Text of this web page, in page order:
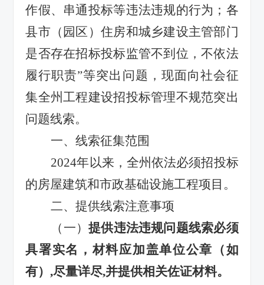
作假、串通投标等违法违规的行为；各
县市（园区）住房和城乡建设主管部门
是否存在招标投标监管不到位，不依法
履行职责”等突出问题，现面向社会征
集全州工程建设招投标管理不规范突出
问题线索。
一、线索征集范围
2024年以来，全州依法必须招投标
的房屋建筑和市政基础设施工程项目。
二、提供线索注意事项
（一）提供违法违规问题线索必须
具署实名，材料应加盖单位公章（如
有）,尽量详尽,并提供相关佐证材料。